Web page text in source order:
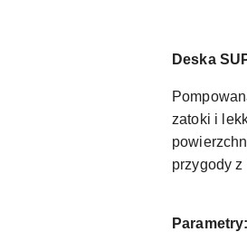
Deska
zatoki i
przygody z
Parametry: